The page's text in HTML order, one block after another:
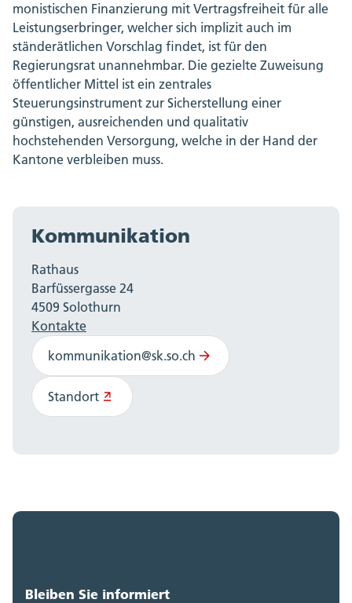
monistischen Finanzierung mit Vertragsfreiheit für alle
Leistungserbringer, welcher sich implizit auch im
ständerätlichen Vorschlag findet, ist für den
Regierungsrat unannehmbar. Die gezielte Zuweisung
öffentlicher Mittel ist ein zentrales
Steuerungsinstrument zur Sicherstellung einer
günstigen, ausreichenden und qualitativ
hochstehenden Versorgung, welche in der Hand der
Kantone verbleiben muss.
Kommunikation
Rathaus
Barfüssergasse 24
4509 Solothurn
Kontakte
kommunikation@sk.so.ch
Standort
Bleiben Sie informiert